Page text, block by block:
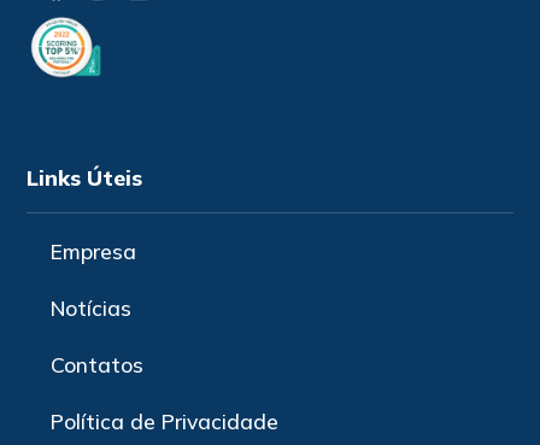
Links Úteis
Empresa
Notícias
Contatos
Política de Privacidade